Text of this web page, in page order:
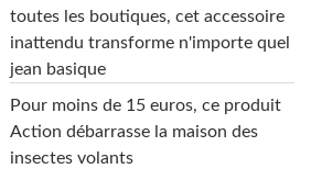
toutes les boutiques, cet accessoire
inattendu transforme n'importe quel
jean basique
Pour moins de 15 euros, ce produit
Action débarrasse la maison des
insectes volants